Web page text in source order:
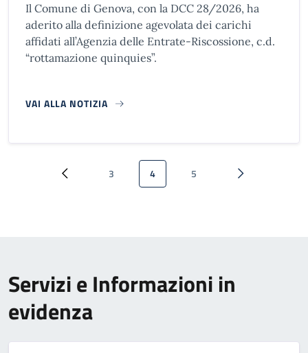
Il Comune di Genova, con la DCC 28/2026, ha
aderito alla definizione agevolata dei carichi
affidati all’Agenzia delle Entrate-Riscossione, c.d.
“rottamazione quinquies”.
VAI ALLA NOTIZIA
Paginazione
Pagina precedente
Pagina
3 Pagina attuale
4 Pagina
5 Pagina
Servizi e Informazioni in
evidenza